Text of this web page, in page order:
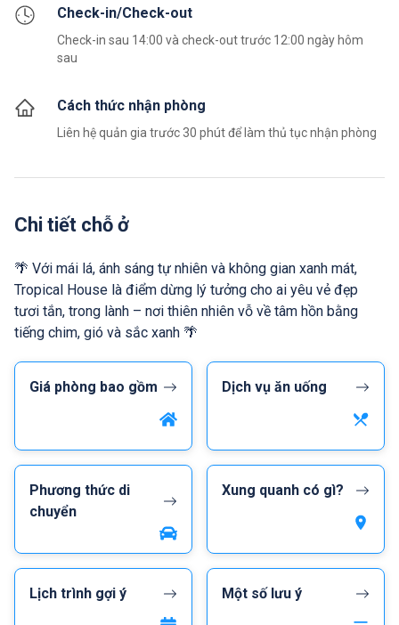
Check-in/Check-out
Check-in sau 14:00 và check-out trước 12:00 ngày hôm
sau
Cách thức nhận phòng
Liên hệ quản gia trước 30 phút để làm thủ tục nhận phòng
Chi tiết chỗ ở
🌴 Với mái lá, ánh sáng tự nhiên và không gian xanh mát,
Tropical House là điểm dừng lý tưởng cho ai yêu vẻ đẹp
tươi tắn, trong lành – nơi thiên nhiên vỗ về tâm hồn bằng
tiếng chim, gió và sắc xanh 🌴
Giá phòng bao gồm Dịch vụ ăn uống
Phương thức di
chuyển
Xung quanh có gì?
Lịch trình gợi ý Một số lưu ý